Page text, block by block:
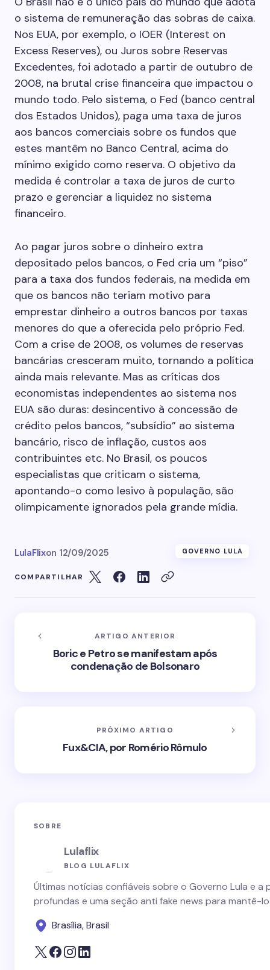
o sistema de remuneração das sobras de caixa.
Nos EUA, por exemplo, o IOER (Interest on
Excess Reserves), ou Juros sobre Reservas
Excedentes, foi adotado a partir de outubro de
2008, na brutal crise financeira que impactou o
mundo todo. Pelo sistema, o Fed (banco central
dos Estados Unidos), paga uma taxa de juros
aos bancos comerciais sobre os fundos que
estes mantêm no Banco Central, acima do
mínimo exigido como reserva. O objetivo da
medida é controlar a taxa de juros de curto
prazo e gerenciar a liquidez no sistema
financeiro.
Ao pagar juros sobre o dinheiro extra
depositado pelos bancos, o Fed cria um “piso”
para a taxa dos fundos federais, na medida em
que os bancos não teriam motivo para
emprestar dinheiro a outros bancos por taxas
menores do que a oferecida pelo próprio Fed.
Com a crise de 2008, os volumes de reservas
bancárias cresceram muito, tornando a política
ainda mais relevante. Mas as críticas dos
economistas independentes ao sistema nos
EUA são duras: desincentivo à concessão de
crédito pelos bancos, “subsídio” ao sistema
bancário, risco de inflação, custos aos
contribuintes etc. No Brasil, os poucos
especialistas que criticam o sistema,
apontando-o como lesivo à população, são
olimpicamente ignorados pela grande mídia.
LulaFlixon 12/09/2025 GOVERNO LULA
COMPARTILHAR
ARTIGO ANTERIOR
Boric e Petro se manifestam após
condenação de Bolsonaro
PRÓXIMO ARTIGO
Fux&CIA, por Romério Rômulo
SOBRE
Lulaflix
BLOG LULAFLIX
Últimas notícias confiáveis sobre o Governo Lula e
profundas e uma seção anti fake news para mantê-
Brasília, Brasil